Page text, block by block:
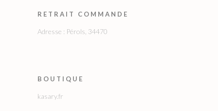
RETRAIT COMMANDE
Adresse : Pérols, 34470
BOUTIQUE
kasary.fr